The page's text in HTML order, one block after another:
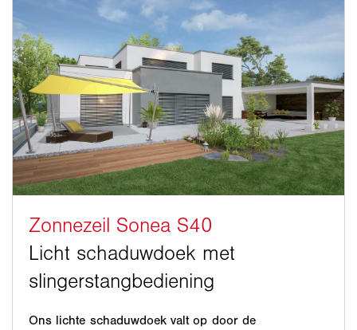
Ons lichte schaduwdoek valt op door de